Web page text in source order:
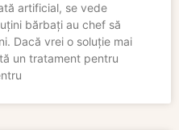
artificial, se vede
bărbați au chef să
Dacă vrei o soluție mai
un tratament pentru